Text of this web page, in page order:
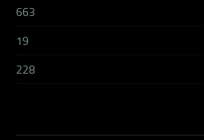
663
19
228